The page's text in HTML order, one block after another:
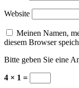
Website
Meinen Namen,
diesem Browser
Bitte geben Sie eine
4 × 1 =